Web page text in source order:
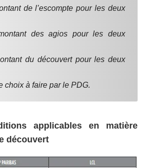
de l’escompte pour les deux
des agios pour les deux
du découvert pour les deux
choix à faire par le PDG.
applicables en matière
découvert